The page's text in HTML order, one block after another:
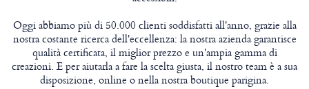
Oggi abbiamo più di 50.000 clienti soddisfatti all'anno, grazie alla
nostra costante ricerca dell'eccellenza: la nostra azienda garantisce
qualità certificata, il miglior prezzo e un'ampia gamma di
creazioni. E per aiutarla a fare la scelta giusta, il nostro team è a sua
disposizione, online o nella nostra boutique parigina.